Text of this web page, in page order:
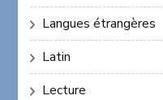
Langues étrangères
Latin
Lecture